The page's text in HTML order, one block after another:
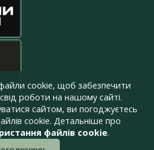
cookie, щоб забезпечити
роботи на нашому сайті.
сайтом, ви погоджуєтесь
cookie. Детальніше про
файлів cookie.